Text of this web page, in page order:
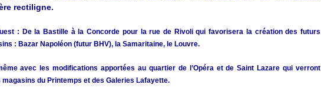
rectiligne.
: De la Bastille à la Concorde pour la rue de Rivoli qui favorisera la création des futurs
: Bazar Napoléon (futur BHV), la Samaritaine, le Louvre.
avec les modifications apportées au quartier de l’Opéra et de Saint Lazare qui verront
du Printemps et des Galeries Lafayette.